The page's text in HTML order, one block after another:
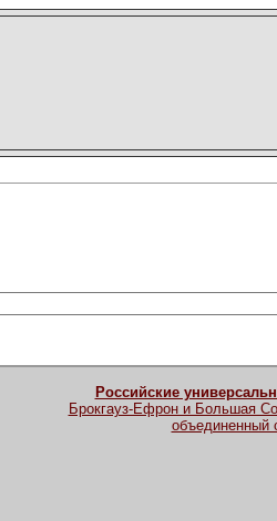
Российские
Брокгауз-Ефрон и Большая
объединенный